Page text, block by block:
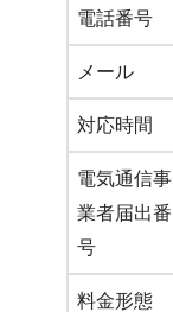
電話番号
メール
対応時間
電気通信事
業者届出番
号
料金形態